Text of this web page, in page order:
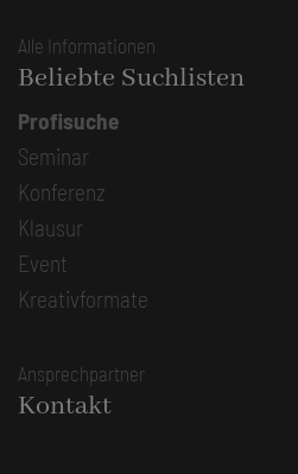
Alle Informationen
Beliebte Suchlisten
Profisuche
Seminar
Konferenz
Klausur
Event
Kreativformate
Ansprechpartner
Kontakt